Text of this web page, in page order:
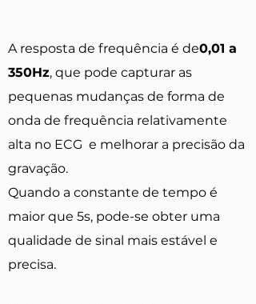
A resposta de frequência é de0,01 a
350Hz, que pode capturar as
pequenas mudanças de forma de
onda de frequência relativamente
alta no ECG e melhorar a precisão da
gravação.
Quando a constante de tempo é
maior que 5s, pode-se obter uma
qualidade de sinal mais estável e
precisa.